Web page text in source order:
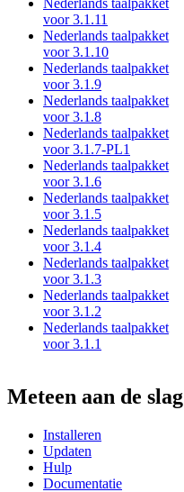
Nederlands taalpakket
voor 3.1.11
Nederlands taalpakket
voor 3.1.10
Nederlands taalpakket
voor 3.1.9
Nederlands taalpakket
voor 3.1.8
Nederlands taalpakket
voor 3.1.7-PL1
Nederlands taalpakket
voor 3.1.6
Nederlands taalpakket
voor 3.1.5
Nederlands taalpakket
voor 3.1.4
Nederlands taalpakket
voor 3.1.3
Nederlands taalpakket
voor 3.1.2
Nederlands taalpakket
voor 3.1.1
Meteen aan de slag
Installeren
Updaten
Hulp
Documentatie